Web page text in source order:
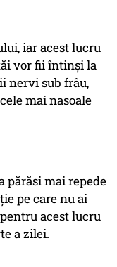
iar acest lucru
vor fii întinși la
nervi sub frâu,
mai nasoale
părăsi mai repede
pe care nu ai
acest lucru
a zilei.